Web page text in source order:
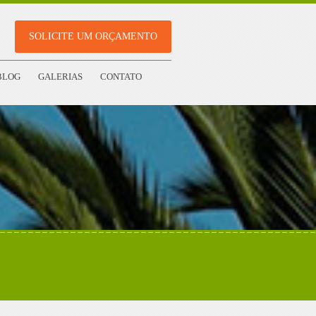
SOLICITE UM ORÇAMENTO
GALERIAS CONTATO